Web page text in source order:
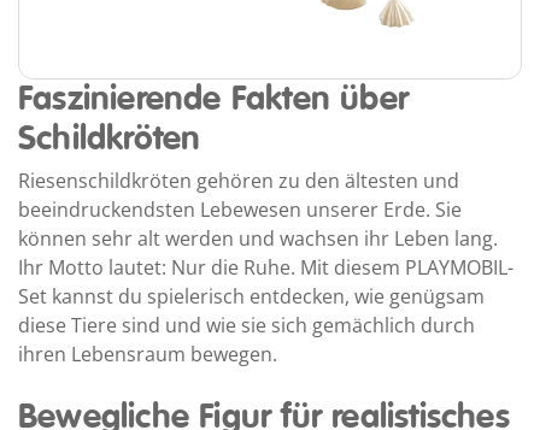
Faszinierende Fakten über
Schildkröten
Riesenschildkröten gehören zu den ältesten und
beeindruckendsten Lebewesen unserer Erde. Sie
können sehr alt werden und wachsen ihr Leben lang.
Ihr Motto lautet: Nur die Ruhe. Mit diesem PLAYMOBIL-
Set kannst du spielerisch entdecken, wie genügsam
diese Tiere sind und wie sie sich gemächlich durch
ihren Lebensraum bewegen.
Bewegliche Figur für realistisches